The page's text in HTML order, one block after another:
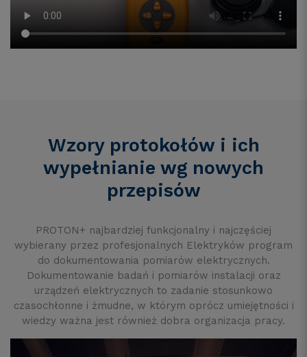
Wzory protokołów i ich
wypełnianie wg nowych
przepisów
PROTON+ najbardziej funkcjonalny i najczęściej
wybierany przez profesjonalnych Elektryków program
do dokumentowania pomiarów elektrycznych.
Dokumentowanie badań i pomiarów instalacji oraz
urządzeń elektrycznych to zadanie stosunkowo
czasochłonne i żmudne, w którym oprócz umiejętności i
wiedzy ważna jest również dobra organizacja pracy.